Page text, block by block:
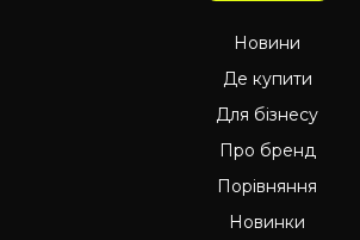
Новини
Де купити
Для бізнесу
Про бренд
Порівняння
Новинки